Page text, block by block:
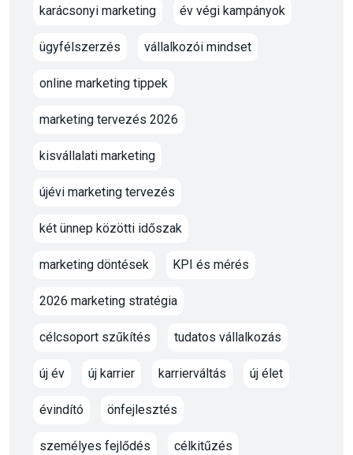
karácsonyi marketing év végi kampányok
ügyfélszerzés vállalkozói mindset
online marketing tippek
marketing tervezés 2026
kisvállalati marketing
újévi marketing tervezés
két ünnep közötti időszak
marketing döntések KPI és mérés
2026 marketing stratégia
célcsoport szűkítés tudatos vállalkozás
új év új karrier karrierváltás új élet
évindító önfejlesztés
személyes fejlődés célkitűzés